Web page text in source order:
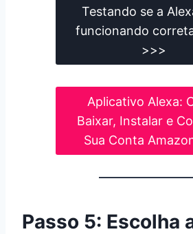
Testando se a
funcionando
>>>
Aplicativo Alexa:
Baixar, Instalar e
Sua Conta
Passo 5: Escolha